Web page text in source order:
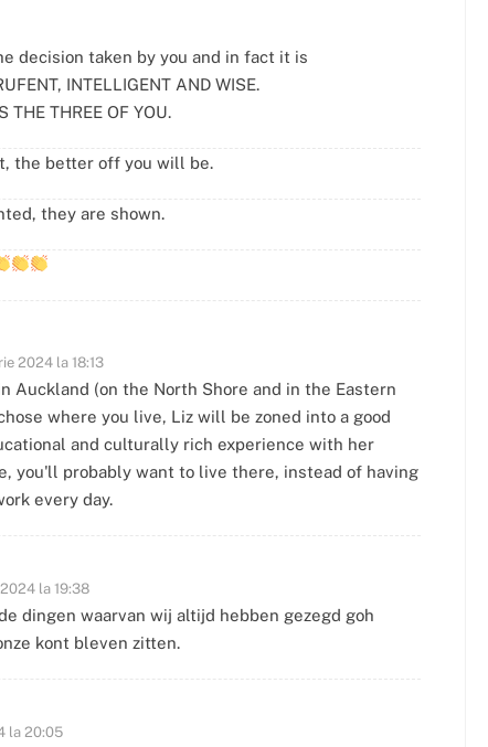
decision taken by you and in fact it is
INTELLIGENT AND WISE.
THE THREE OF YOU.
the better off you will be.
they are shown.
2024 la 18:13
Auckland (on the North Shore and in the Eastern
where you live, Liz will be zoned into a good
and culturally rich experience with her
you'll probably want to live there, instead of having
every day.
la 19:38
dingen waarvan wij altijd hebben gezegd goh
kont bleven zitten.
la 20:05